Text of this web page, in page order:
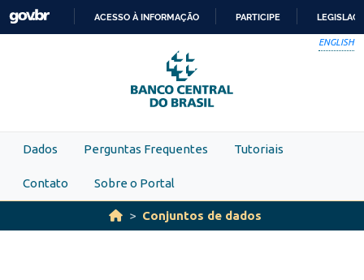
Skip to main content
PARA
O
CONTEÚDO
ACESSO À INFORMAÇÃO PARTICIPE
ENGLISH
Dados Perguntas Frequentes Tutoriais
Contato Sobre o Portal
Conjuntos de dados